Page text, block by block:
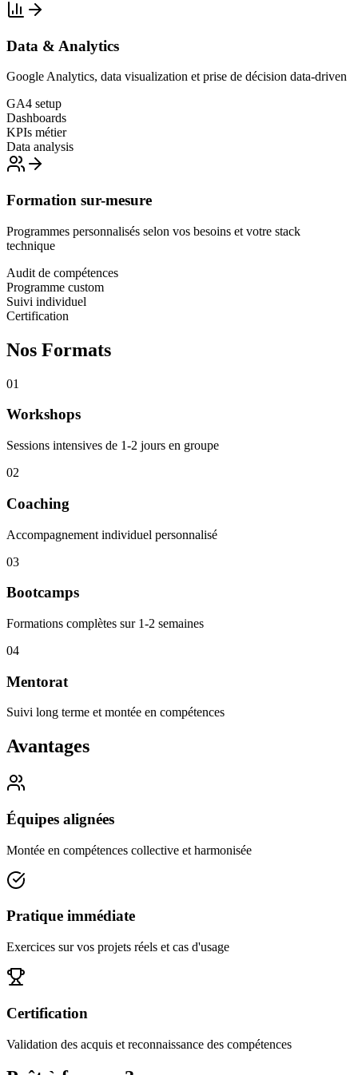
Data & Analytics
Google Analytics, data visualization et prise de décision data-driven
GA4 setup
Dashboards
KPIs métier
Data analysis
Formation sur-mesure
Programmes personnalisés selon vos besoins et votre stack
technique
Audit de compétences
Programme custom
Suivi individuel
Certification
Nos Formats
01
Workshops
Sessions intensives de 1-2 jours en groupe
02
Coaching
Accompagnement individuel personnalisé
03
Bootcamps
Formations complètes sur 1-2 semaines
04
Mentorat
Suivi long terme et montée en compétences
Avantages
Équipes alignées
Montée en compétences collective et harmonisée
Pratique immédiate
Exercices sur vos projets réels et cas d'usage
Certification
Validation des acquis et reconnaissance des compétences